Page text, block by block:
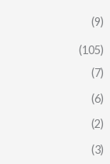
(9)
(105)
(7)
(6)
(2)
(3)